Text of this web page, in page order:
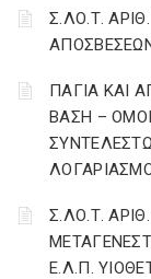
Σ.ΛΟ.Τ.
ΠΑΓΙΑ ΚΑΙ
ΒΑΣΗ –
Σ.ΛΟ.Τ.
Ε.Λ.Π.